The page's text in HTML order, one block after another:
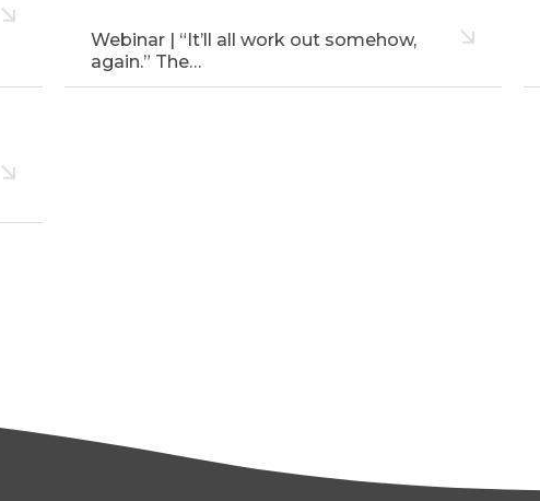
Webinar | “It’ll all work out somehow,
again.” The…